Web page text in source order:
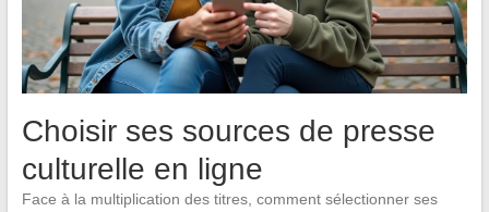
Choisir ses sources de presse
culturelle en ligne
Face à la multiplication des titres, comment sélectionner ses